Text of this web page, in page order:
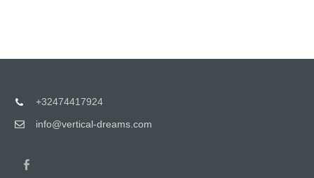
+32474417924
info@vertical-dreams.com